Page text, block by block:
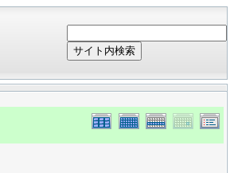
サイト内検索